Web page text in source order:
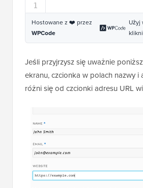
1
Hostowane z ❤️ przez
WPCode
Użyj
Jeśli przyjrzysz się uważnie
ekranu, czcionka w polach nazwy i
różni się od czcionki adresu URL